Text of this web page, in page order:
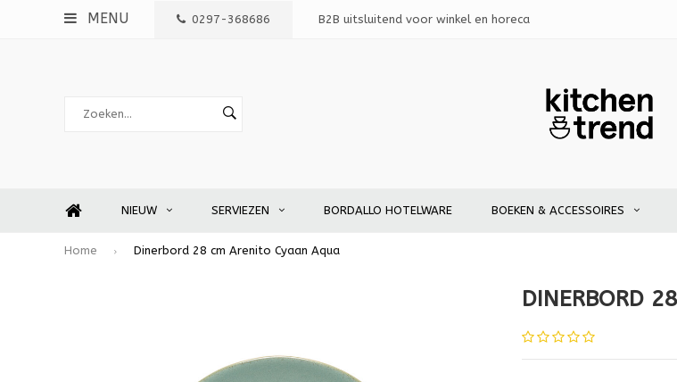
MENU 0297-368686 B2B uitsluitend voor winkel en horeca
NIEUW SERVIEZEN BORDALLO HOTELWARE BOEKEN & ACCESSOIRES
Home Dinerbord 28 cm Arenito Cyaan Aqua
DINERBORD